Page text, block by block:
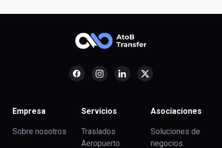
Empresa
Sobre nosotros
Servicios
Traslados
Aeropuerto
Asociaciones
Soluciones de
negocios